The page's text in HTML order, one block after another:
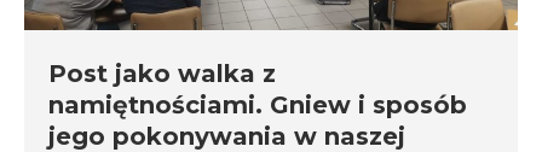
Post jako walka z
namiętnościami. Gniew i sposób
jego pokonywania w naszej